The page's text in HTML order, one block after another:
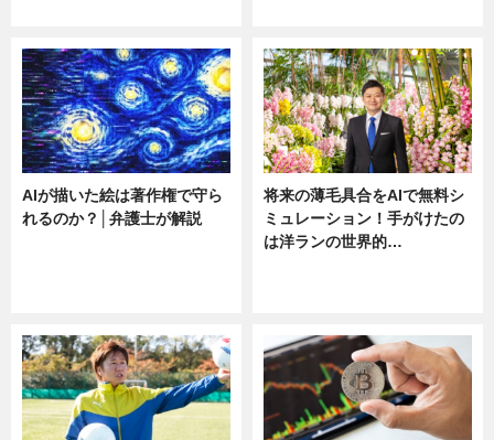
AIが描いた絵は著作権で守ら
れるのか？│弁護士が解説
将来の薄毛具合をAIで無料シ
ミュレーション！手がけたの
は洋ランの世界的…